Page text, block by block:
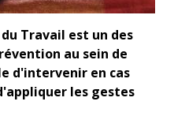
Travail est un des
au sein de
d'intervenir en cas
les gestes